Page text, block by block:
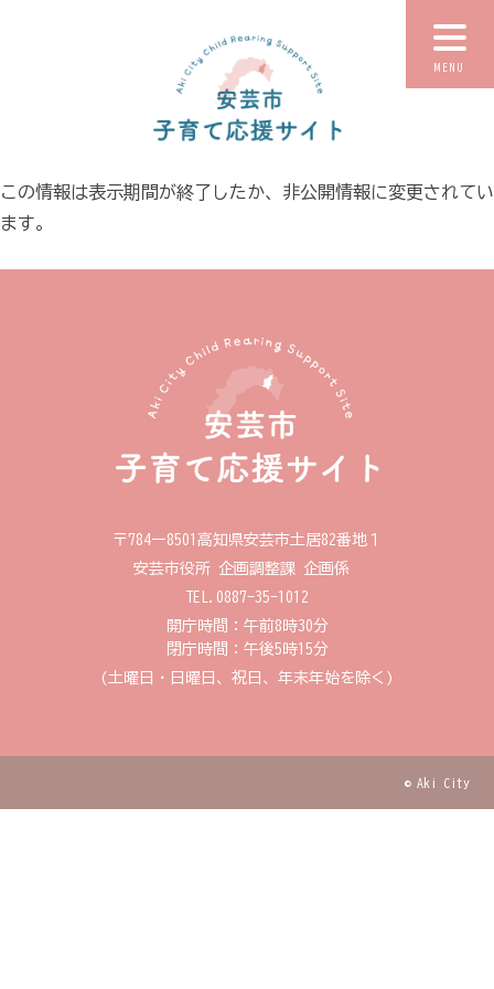
MENU
この情報は表示期間が終了したか、非公開情報に変更されてい
ます。
〒784ー8501 高知県安芸市土居82番地１
安芸市役所 企画調整課 企画係
TEL.0887-35-1012
開庁時間：午前8時30分
閉庁時間：午後5時15分
(土曜日・日曜日、祝日、年末年始を除く)
© Aki City